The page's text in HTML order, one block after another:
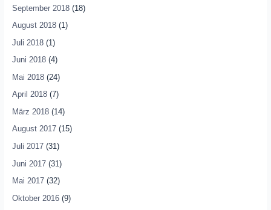
September 2018(18)
August 2018(1)
Juli 2018(1)
Juni 2018(4)
Mai 2018(24)
April 2018(7)
März 2018(14)
August 2017(15)
Juli 2017(31)
Juni 2017(31)
Mai 2017(32)
Oktober 2016(9)